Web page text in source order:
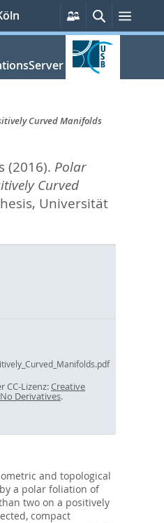
Persönliche
Services
SucheMenü
Curved Manifolds
(2016). Polar
Curved
Universität
CC-Lizenz:Creative
Derivatives.
and topological
a polar foliation of
two on a positively
compact